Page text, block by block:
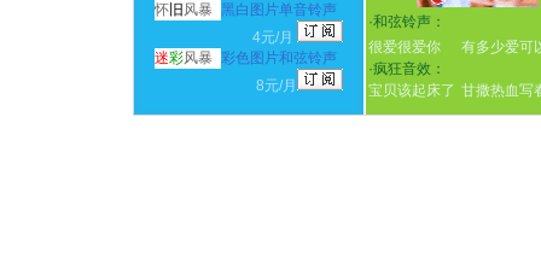
怀 旧 风暴
黑白图片单音铃声
4元/月
迷彩风暴 彩色图片和弦铃声
8元/月
·和弦铃声：
很爱很爱你
有多少爱可
·疯狂音效：
宝贝该起床了 甘撒热血写